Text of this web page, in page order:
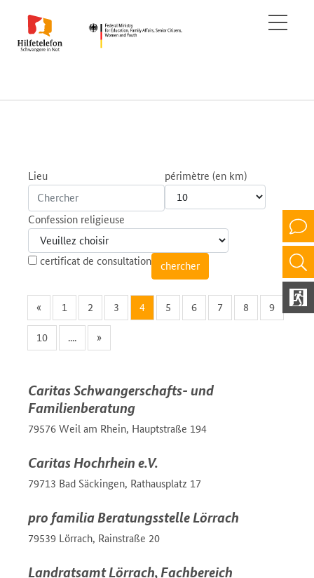
Lieu périmètre (en km)
Confession religieuse
certificat de consultation
« 1 2 3 4 5 6 7 8 9
10 .... »
Caritas Schwangerschafts- und
Familienberatung
79576 Weil am Rhein, Hauptstraße 194
Caritas Hochrhein e.V.
79713 Bad Säckingen, Rathausplatz 17
pro familia Beratungsstelle Lörrach
79539 Lörrach, Rainstraße 20
Landratsamt Lörrach, Fachbereich